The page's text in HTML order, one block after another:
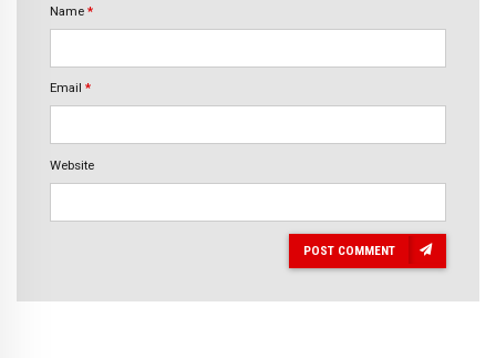
Name *
Email *
Website
POST COMMENT